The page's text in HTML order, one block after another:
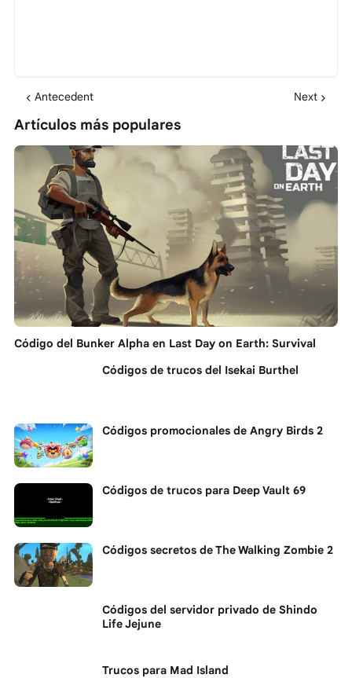
Antecedent Next
Artículos más populares
Código del Bunker Alpha en Last Day on Earth: Survival
Códigos de trucos del Isekai Burthel
Códigos promocionales de Angry Birds 2
Códigos de trucos para Deep Vault 69
Códigos secretos de The Walking Zombie 2
Códigos del servidor privado de Shindo
Life Jejune
Trucos para Mad Island